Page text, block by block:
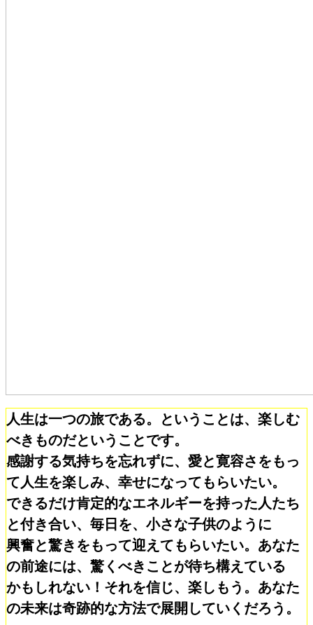
人生は一つの旅である。ということは、楽しむ
べきものだということです。
感謝する気持ちを忘れずに、愛と寛容さをもっ
て人生を楽しみ、幸せになってもらいたい。
できるだけ肯定的なエネルギーを持った人たち
と付き合い、毎日を、小さな子供のように
興奮と驚きをもって迎えてもらいたい。あなた
の前途には、驚くべきことが待ち構えている
かもしれない！それを信じ、楽しもう。あなた
の未来は奇跡的な方法で展開していくだろう。